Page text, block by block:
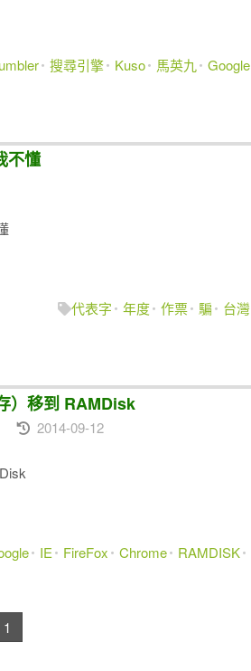
搜尋引擎 Kuso 馬英九 Google
不懂
代表字
年度 作票 騙 台灣
）移到 RAMDisk
2014-09-12
IE FireFox Chrome RAMDISK
1